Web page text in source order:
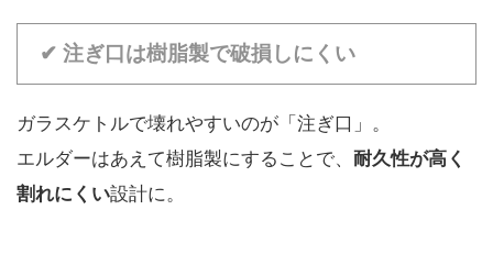
✔ 注ぎ口は樹脂製で破損しにくい
ガラスケトルで壊れやすいのが「注ぎ口」。
エルダーはあえて樹脂製にすることで、 耐久性が高く
割れにくい設計に。